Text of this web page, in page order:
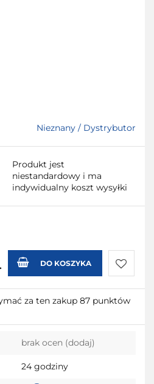
Nieznany / Dystrybutor
Produkt jest
niestandardowy i ma
indywidualny koszt wysyłki
DO KOSZYKA
Do
za ten zakup 87 punktów
brak ocen (dodaj)
24 godziny